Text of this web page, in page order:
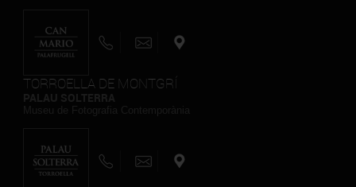
TORROELLA DE MONTGRÍ